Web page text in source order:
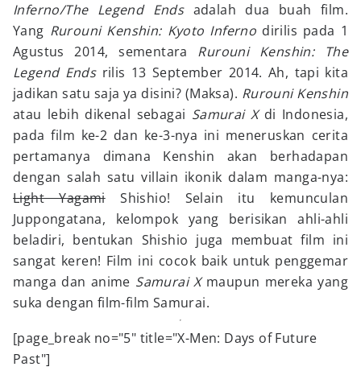
Inferno/The Legend Endsadalah dua buah film.
Yang Rurouni Kenshin: Kyoto Inferno dirilis pada 1
Agustus 2014, sementara Rurouni Kenshin: The
Legend Endsrilis 13 September 2014. Ah, tapi kita
jadikan satu saja ya disini? (Maksa). Rurouni Kenshin
atau lebih dikenal sebagai Samurai Xdi Indonesia,
pada film ke-2 dan ke-3-nya ini meneruskan cerita
pertamanya dimana Kenshin akan berhadapan
dengan salah satu villain ikonik dalam manga-nya:
Light YagamiShishio! Selain itu kemunculan
Juppongatana, kelompok yang berisikan ahli-ahli
beladiri, bentukan Shishio juga membuat film ini
sangat keren! Film ini cocok baik untuk penggemar
manga dan anime Samurai Xmaupun mereka yang
suka dengan film-film Samurai.
[page_break no="5" title="X-Men: Days of Future
Past"]